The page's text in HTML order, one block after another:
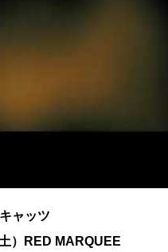
ャッツ
）RED MARQUEE